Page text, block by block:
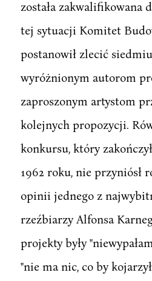
została zakwalifikowana
tej sytuacji Komitet
postanowił zlecić
wyróżnionym autorom
zaproszonym artystom
kolejnych propozycji.
konkursu, który
1962 roku, nie przyniósł
opinii jednego z
rzeźbiarzy Alfonsa
projekty były
"nie ma nic, co by